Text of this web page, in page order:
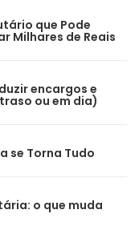
que Pode
Milhares de Reais
encargos e
ou em dia)
se Torna Tudo
o que muda